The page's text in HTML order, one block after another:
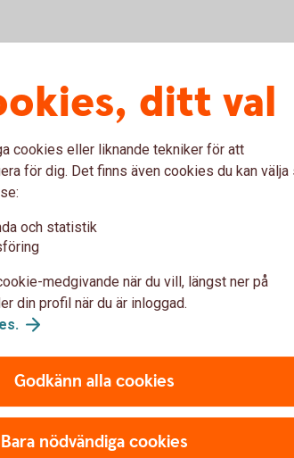
mitt kort?
en liten symbol likt bilden ovan på
första gången behöver du
vill säga med chip och PIN-kod.
att kunna blippa utan PIN-kod.
kod. Denna gräns varierar
stödja kontaktlösa köp. Än
ditt val
cookies eller liknande tekniker för att
för dig. Det finns även cookies du kan välja
och statistik
medgivande när du vill, längst ner på
din profil när du är inloggad.
Godkänn alla cookies
Bara nödvändiga cookies